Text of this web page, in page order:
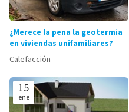
¿Merece la pena la geotermia
en viviendas unifamiliares?
Calefacción
15
ene